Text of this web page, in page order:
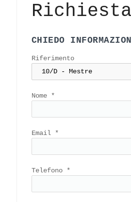
CHIEDO
Riferimento
Nome *
Email *
Telefono *